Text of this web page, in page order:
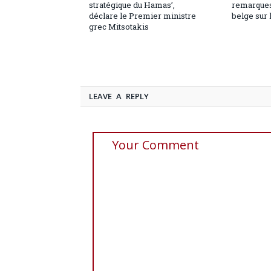
stratégique du Hamas’,
déclare le Premier ministre
grec Mitsotakis
belge sur
LEAVE A REPLY